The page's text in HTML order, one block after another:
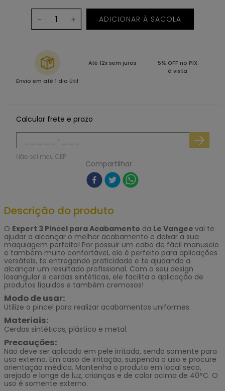
＋
－ ADICIONAR À SACOLA
Envio em até 1 dia útil
Até 12x sem juros
5% OFF no PIX
à vista
Calcular frete e prazo
Não sei meu CEP
Compartilhar
Descrição do produto
O Expert 3 Pincel para Acabamento da Le Vangee vai te
ajudar a alcançar o melhor acabamento e deixar a sua
maquiagem perfeita! Por possuir um cabo de fácil manuseio
e também muito confortável, ele é perfeito para aplicações
versáteis, te entregando praticidade e te ajudando a
alcançar um resultado profissional. Com o seu design
losangular e cerdas sintéticas, ele facilita a aplicação de
produtos líquidos e também cremosos!
Modo de usar:
Utilize o pincel para realizar acabamentos uniformes.
Materiais:
Cerdas sintéticas, plástico e metal.
Precauções:
Não deve ser aplicado em pele irritada, sendo somente para
uso externo. Em caso de irritação, suspenda o uso e procure
orientação médica. Mantenha o produto em local seco,
arejado e longe de luz, crianças e de calor acima de 40°C. O
uso é somente externo.